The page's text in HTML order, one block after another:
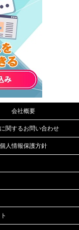
会社概要
関するお問い合わせ
個人情報保護方針